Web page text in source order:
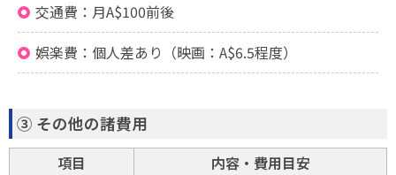
交通費：月A$100前後
娯楽費：個人差あり（映画：A$6.5程度）
③ その他の諸費用
項目
内容・費用目安